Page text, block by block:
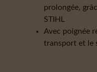
prolongée,
STIHL
Avec poignée
transport et le